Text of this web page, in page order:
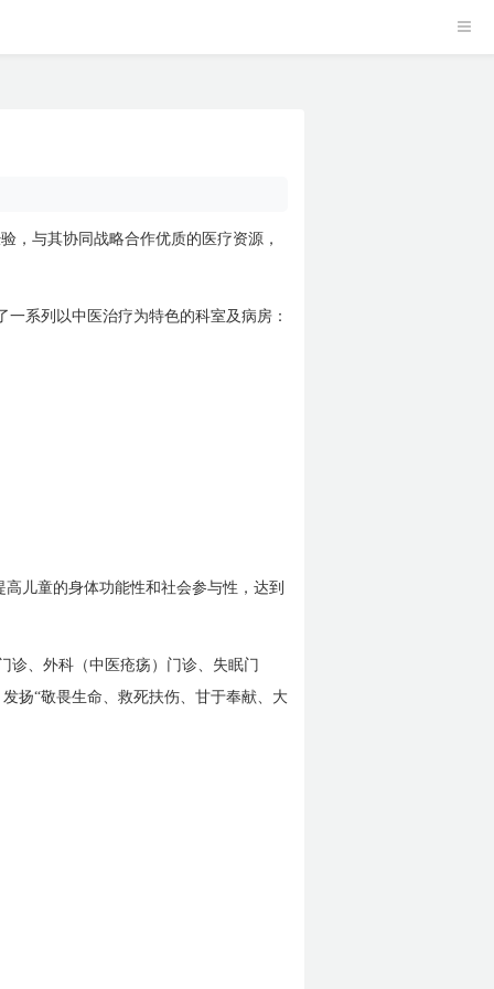
，与其协同战略合作优质的医疗资源，
系列以中医治疗为特色的科室及病房：
儿童的身体功能性和社会参与性，达到
诊、外科（中医疮疡）门诊、失眠门
扬“敬畏生命、救死扶伤、甘于奉献、大